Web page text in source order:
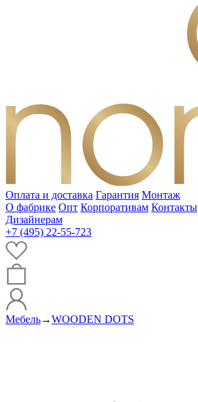
Оплата и доставка Гарантия Монтаж
О фабрике Опт Корпоративам Контакты
Дизайнерам
+7 (495) 22-55-723
Мебель→WOODEN DOTS